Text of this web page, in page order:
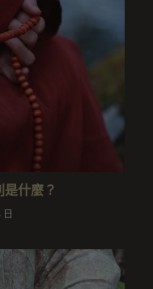
是什麼？